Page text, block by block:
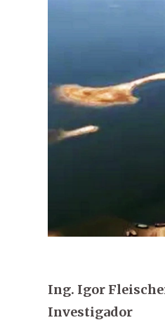
Ing. Igor
Investigador